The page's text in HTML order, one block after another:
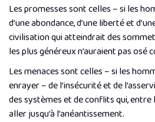
Les promesses sont celles – si les
d’une abondance, d’une liberté et
civilisation qui atteindrait des
les plus généreux n’auraient pas osé
Les menaces sont celles – si les
enrayer – de l’insécurité et de
des systèmes et de conflits qui,
aller jusqu’à l’anéantissement.